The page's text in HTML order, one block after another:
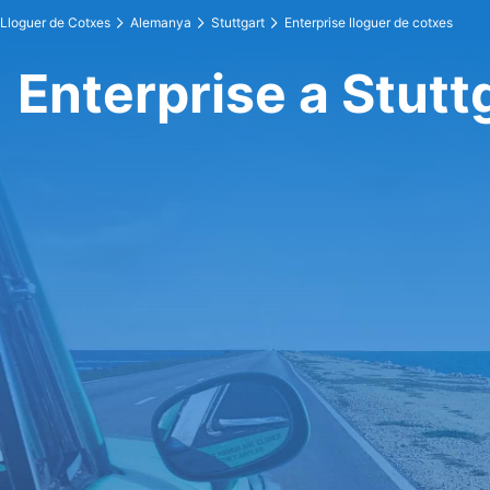
Lloguer de Cotxes Alemanya Stuttgart Enterprise lloguer de cotxes
Enterprise a